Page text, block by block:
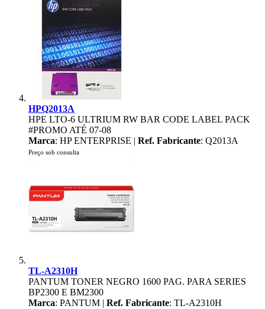
HPQ2013A
HPE LTO-6 ULTRIUM RW BAR CODE LABEL PACK
#PROMO ATÉ 07-08
Marca: HP ENTERPRISE | Ref. Fabricante: Q2013A
Preço sob consulta
TL-A2310H
PANTUM TONER NEGRO 1600 PAG. PARA SERIES
BP2300 E BM2300
Marca: PANTUM | Ref. Fabricante: TL-A2310H